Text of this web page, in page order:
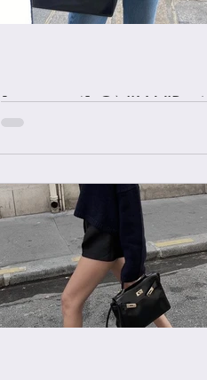
[중요공지] ONLY VIP
에르메스 올수공